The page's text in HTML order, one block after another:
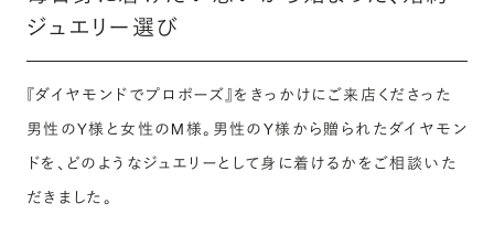
ジュエリー選び
『ダイヤモンドでプロポーズ』をきっかけにご来店くださった
男性のY様と女性のM様。男性のY様から贈られたダイヤモン
ドを、どのようなジュエリーとして身に着けるかをご相談いた
だきました。